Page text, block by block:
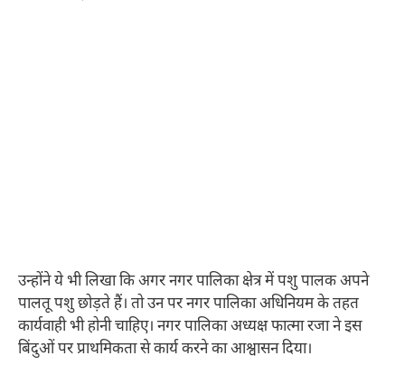
उन्होंने ये भी लिखा कि अगर नगर पालिका क्षेत्र में पशु पालक अपने
पालतू पशु छोड़ते हैं। तो उन पर नगर पालिका अधिनियम के तहत
कार्यवाही भी होनी चाहिए। नगर पालिका अध्यक्ष फात्मा रजा ने इस
बिंदुओं पर प्राथमिकता से कार्य करने का आश्वासन दिया।